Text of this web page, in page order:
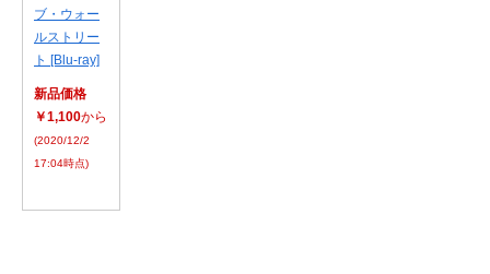
ブ・ウォー
ルストリー
ト [Blu-ray]
新品価格
￥1,100から
(2020/12/2
17:04時点)